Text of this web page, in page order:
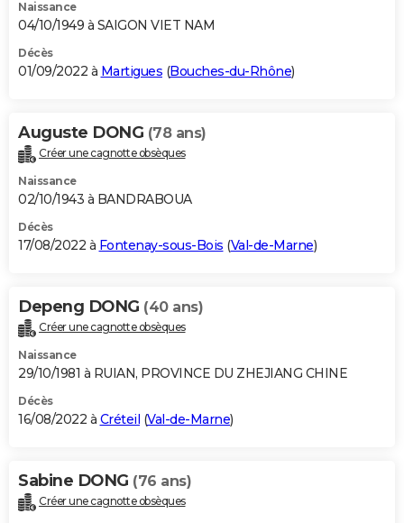
Naissance
04/10/1949 à SAIGON VIET NAM
Décès
01/09/2022 à Martigues (Bouches-du-Rhône)
Auguste DONG (78 ans)
Créer une cagnotte obsèques
Naissance
02/10/1943 à BANDRABOUA
Décès
17/08/2022 à Fontenay-sous-Bois (Val-de-Marne)
Depeng DONG (40 ans)
Créer une cagnotte obsèques
Naissance
29/10/1981 à RUIAN, PROVINCE DU ZHEJIANG CHINE
Décès
16/08/2022 à Créteil (Val-de-Marne)
Sabine DONG (76 ans)
Créer une cagnotte obsèques